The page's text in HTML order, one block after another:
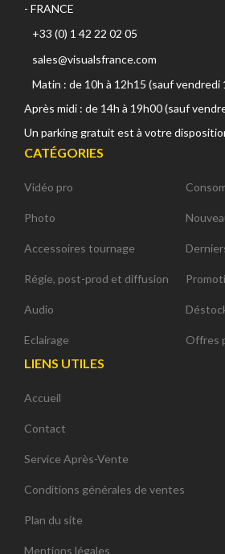
- FRANCE
+33 (0) 1 42 22 02 05
sales@visualsfrance.com
Matin : de 10h à 12h15 (sauf vendredi
Après midi : de 14h à 19h00 (sauf
Un parking gratuit est à votre
CATÉGORIES
Vidéo pro
Photo
Accessoires tournage
Régie, post-prod et diffusion
Audio
Eclairage Offres
LIENS UTILES
Accueil
Contact
Service Après-Vente
Conditions générales de ventes
Plan du site
Mentions légales